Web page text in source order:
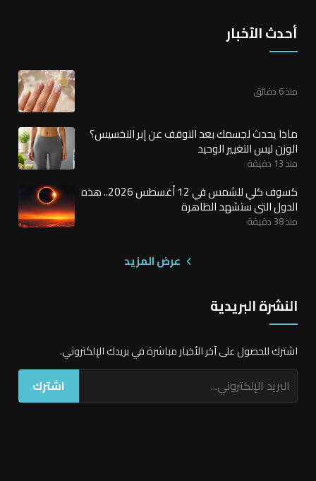
أحدث الأخبار
منذ 6 دقائق
ماذا يحدث لجسمك بعد التوقف عن إبر التخسيس؟
الوزن ليس التغيير الوحيد
منذ 13 دقيقة
كسوف كلي للشمس في 12 أغسطس 2026.. هذه
الدول التي ستشهد الظاهرة
منذ 38 دقيقة
عرض المزيد
النشرة البريدية
اشترك للحصول على آخر الأخبار مباشرة في بريدك الإلكتروني.
اشترك